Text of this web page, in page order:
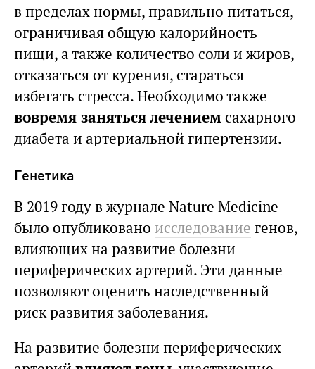
в пределах нормы, правильно питаться,
ограничивая общую калорийность
пищи, а также количество соли и жиров,
отказаться от курения, стараться
избегать стресса. Необходимо также
вовремя заняться лечениемсахарного
диабета и артериальной гипертензии.
Генетика
В 2019 году в журнале Nature Medicine
было опубликовано исследование генов,
влияющих на развитие болезни
периферических артерий. Эти данные
позволяют оценить наследственный
риск развития заболевания.
На развитие болезни периферических